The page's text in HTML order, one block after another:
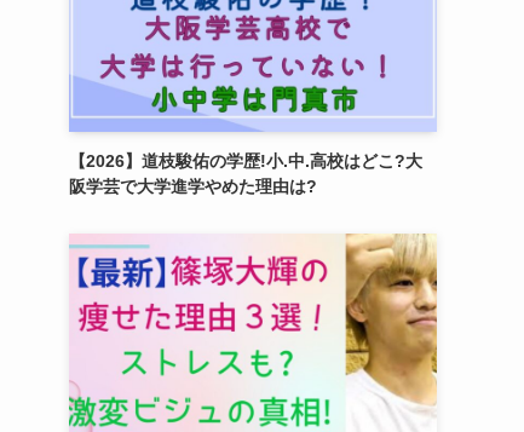
【2026】道枝駿佑の学歴!小.中.高校はどこ?大
阪学芸で大学進学やめた理由は?